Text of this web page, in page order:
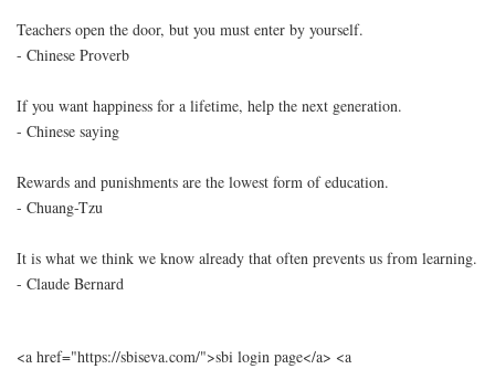
Teachers open the door, but you must enter by yourself.
- Chinese Proverb
If you want happiness for a lifetime, help the next generation.
- Chinese saying
Rewards and punishments are the lowest form of education.
- Chuang-Tzu
It is what we think we know already that often prevents us from learning.
- Claude Bernard
<a href="https://sbiseva.com/">sbi login page</a> <a